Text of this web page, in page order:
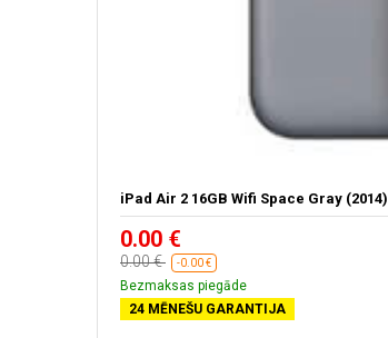
iPad Air 2 16GB Wifi Space Gray (2014)
0.00 €
0.00 € -0.00 €
Bezmaksas piegāde
24 MĒNEŠU GARANTIJA